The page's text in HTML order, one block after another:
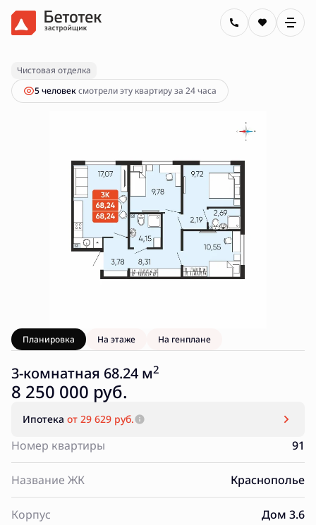
3-комнатная68.24 м 8 250 000 руб.
Ипотекаот 29 629 руб.
Чистовая отделка
5 человексмотрели эту квартиру за 24 часа
Планировка На этаже На генплане
3-комнатная 68.24 м2
8 250 000 руб.
Ипотека от 29 629 руб.
Номер квартиры 91
Название ЖК Краснополье
Корпус Дом 3.6